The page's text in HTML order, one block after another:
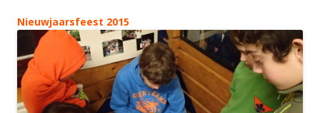
Nieuwjaarsfeest 2015